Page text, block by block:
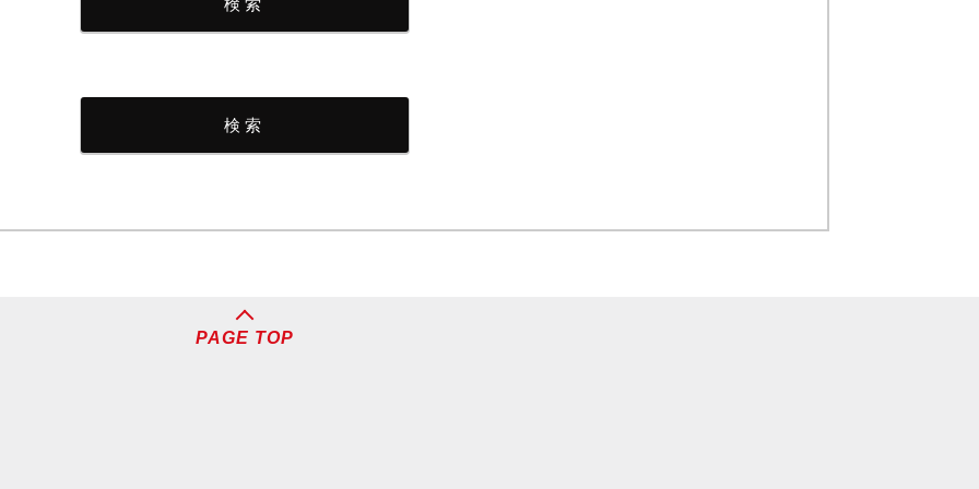
PAGE TOP